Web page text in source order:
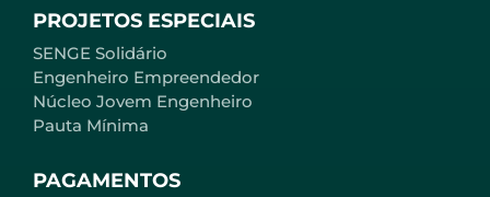
PROJETOS ESPECIAIS
SENGE Solidário
Engenheiro Empreendedor
Núcleo Jovem Engenheiro
Pauta Mínima
PAGAMENTOS